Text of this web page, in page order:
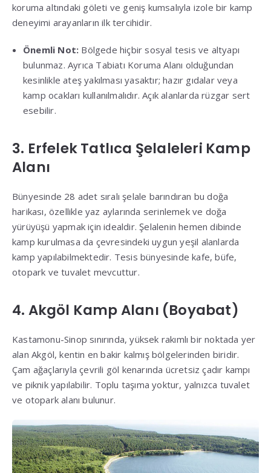
koruma altındaki göleti ve geniş kumsalıyla izole bir kamp
deneyimi arayanların ilk tercihidir.
Önemli Not: Bölgede hiçbir sosyal tesis ve altyapı
bulunmaz.Ayrıca Tabiatı Koruma Alanı olduğundan
kesinlikle ateş yakılması yasaktır; hazır gıdalar veya
kamp ocakları kullanılmalıdır.Açık alanlarda rüzgar sert
esebilir.
3. Erfelek Tatlıca Şelaleleri Kamp
Alanı
Bünyesinde 28 adet sıralı şelale barındıran bu doğa
harikası, özellikle yaz aylarında serinlemek ve doğa
yürüyüşü yapmak için idealdir.Şelalenin hemen dibinde
kamp kurulmasa da çevresindeki uygun yeşil alanlarda
kamp yapılabilmektedir. Tesis bünyesinde kafe, büfe,
otopark ve tuvalet mevcuttur.
4. Akgöl Kamp Alanı (Boyabat)
Kastamonu-Sinop sınırında, yüksek rakımlı bir noktada yer
alan Akgöl, kentin en bakir kalmış bölgelerinden biridir.
Çam ağaçlarıyla çevrili göl kenarında ücretsiz çadır kampı
ve piknik yapılabilir. Toplu taşıma yoktur, yalnızca tuvalet
ve otopark alanı bulunur.